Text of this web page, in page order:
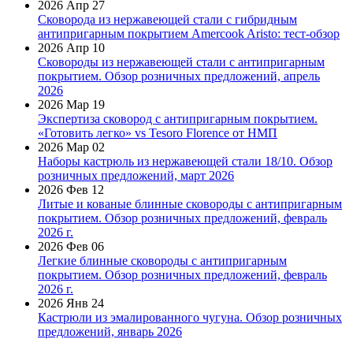
2026 Апр 27
Сковорода из нержавеющей стали с гибридным
антипригарным покрытием Amercook Aristo: тест-обзор
2026 Апр 10
Сковороды из нержавеющей стали с антипригарным
покрытием. Обзор розничных предложений, апрель
2026
2026 Мар 19
Экспертиза сковород с антипригарным покрытием.
«Готовить легко» vs Tesoro Florence от НМП
2026 Мар 02
Наборы кастрюль из нержавеющей стали 18/10. Обзор
розничных предложений, март 2026
2026 Фев 12
Литые и кованые блинные сковороды с антипригарным
покрытием. Обзор розничных предложений, февраль
2026 г.
2026 Фев 06
Легкие блинные сковороды с антипригарным
покрытием. Обзор розничных предложений, февраль
2026 г.
2026 Янв 24
Кастрюли из эмалированного чугуна. Обзор розничных
предложений, январь 2026